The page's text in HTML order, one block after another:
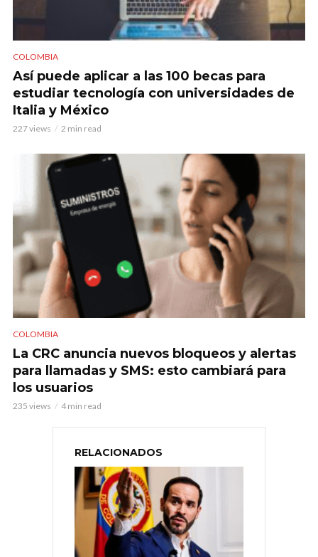
COLOMBIA
Así puede aplicar a las 100 becas para
estudiar tecnología con universidades de
Italia y México
227 views 2 min read
COLOMBIA
La CRC anuncia nuevos bloqueos y alertas
para llamadas y SMS: esto cambiará para
los usuarios
235 views 4 min read
RELACIONADOS